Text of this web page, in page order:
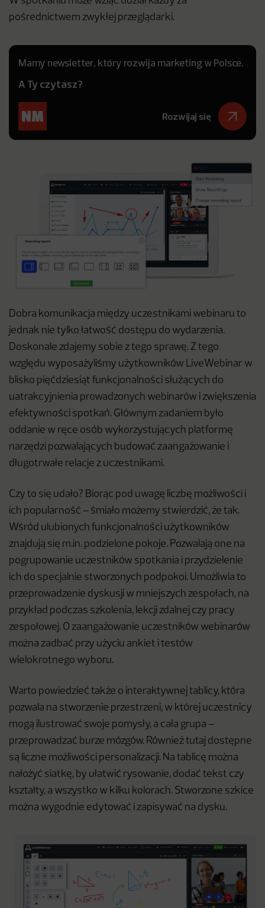
pośrednictwem zwykłej przeglądarki.
Mamy newsletter, który rozwija marketing w Polsce.
A Ty czytasz?
Rozwijaj się
Dobra komunikacja między uczestnikami webinaru to
jednak nie tylko łatwość dostępu do wydarzenia.
Doskonale zdajemy sobie z tego sprawę. Z tego
względu wyposażyliśmy użytkowników LiveWebinar w
blisko pięćdziesiąt funkcjonalności służących do
uatrakcyjnienia prowadzonych webinarów i zwiększenia
efektywności spotkań. Głównym zadaniem było
oddanie w ręce osób wykorzystujących platformę
narzędzi pozwalających budować zaangażowanie i
długotrwałe relacje z uczestnikami.
Czy to się udało? Biorąc pod uwagę liczbę możliwości i
ich popularność – śmiało możemy stwierdzić, że tak.
Wśród ulubionych funkcjonalności użytkowników
znajdują się m.in. podzielone pokoje. Pozwalają one na
pogrupowanie uczestników spotkania i przydzielenie
ich do specjalnie stworzonych podpokoi. Umożliwia to
przeprowadzenie dyskusji w mniejszych zespołach, na
przykład podczas szkolenia, lekcji zdalnej czy pracy
zespołowej. O zaangażowanie uczestników webinarów
można zadbać przy użyciu ankiet i testów
wielokrotnego wyboru.
Warto powiedzieć także o interaktywnej tablicy, która
pozwala na stworzenie przestrzeni, w której uczestnicy
mogą ilustrować swoje pomysły, a cała grupa –
przeprowadzać burze mózgów. Również tutaj dostępne
są liczne możliwości personalizacji. Na tablicę można
nałożyć siatkę, by ułatwić rysowanie, dodać tekst czy
kształty, a wszystko w kilku kolorach. Stworzone szkice
można wygodnie edytować i zapisywać na dysku.